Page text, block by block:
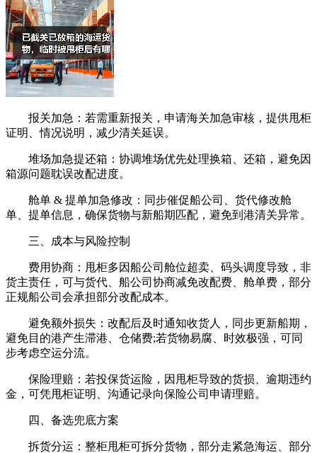
报关加急：若需重新报关，申请海关加急审核，提供甩柜
证明、情况说明，减少清关延误。
堆场加急提还箱：协调堆场优先处理换箱、还箱，避免因
箱源问题耽误改配进度。
舱单 & 提单加急修改：同步催促船公司、货代修改舱
单、提单信息，确保货物与新船期匹配，避免到港清关异常。
三、成本与风险控制
费用协商：甩柜多因船公司舱位超卖、码头调度导致，非
货主责任，可与货代、船公司协商减免改配费、舱单费，部分
正规船公司会承担部分改配成本。
避免额外损失：改配后及时通知收货人，同步更新船期，
避免目的港产生滞港、仓储费;若货物易腐、时效极强，可同
步考虑空运分流。
保险理赔：若投保货运险，因甩柜导致的货损、逾期违约
金，可凭甩柜证明、沟通记录向保险公司申请理赔。
四、备选兜底方案
拆货分运：整柜甩柜可拆分货物，部分走紧急海运、部分